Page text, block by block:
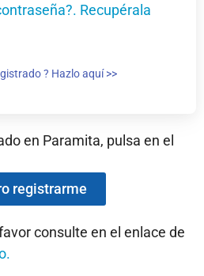
Recupérala
? Hazlo aquí >>
en Paramita, pulsa en el
registrarme
consulte en el enlace de